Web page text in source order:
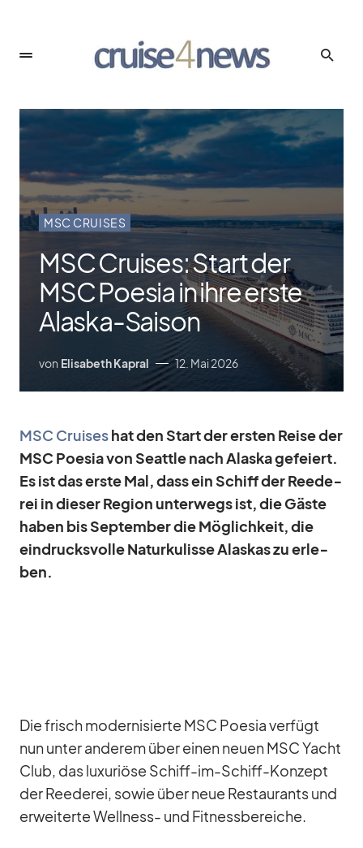
MSC CRUISES
MSC Cruises: Start der
MSC Poesia in ihre erste
Alaska-Saison
von Elisabeth Kapral 12. Mai 2026
MSC Crui­seshat den Start der ers­ten Reise der
MSC Poe­sia von Se­at­tle nach Alaska ge­fei­ert.
Es ist das erste Mal, dass ein Schiff der Ree­de­
rei in die­ser Re­gion un­ter­wegs ist, die Gäste
ha­ben bis Sep­tem­ber die Mög­lich­keit, die
ein­drucks­volle Na­tur­ku­lisse Alas­kas zu er­le­
ben.
Die frisch mo­der­ni­sierte MSC Poe­sia ver­fügt
nun un­ter an­de­rem über ei­nen neuen MSC Yacht
Club, das lu­xu­riöse Schiff-im-Schiff-Kon­zept
der Ree­de­rei, so­wie über neue Re­stau­rants und
er­wei­terte Well­ness- und Fit­ness­be­rei­che.